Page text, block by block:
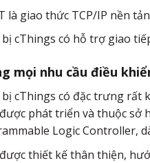
là giao thức TCP/IP nền
cThings có hỗ trợ giao
mọi nhu cầu điều
cThings có đặc trưng rất
được phát triển và thuộc sở
Logic Controller,
được thiết kế thân thiện,